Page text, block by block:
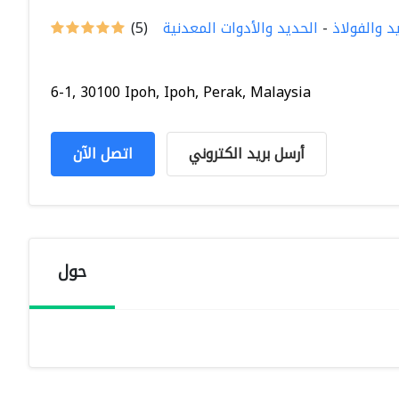
(5) والفولاذ - الحديد والأدوات المعدنية
6-1, 30100 Ipoh, Ipoh, Perak, Malaysia
اتصل الآن أرسل بريد الكتروني
حول